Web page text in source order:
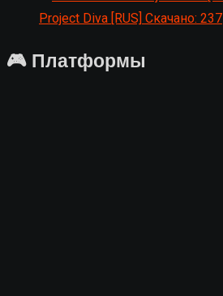
Project Diva [RUS] Скачано: 237
🎮 Платформы